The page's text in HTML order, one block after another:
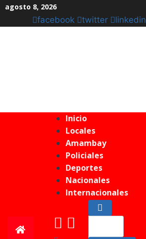
agosto 8, 2026
facebook twitter linkedin
Inicio
Locales
Amambay
Policiales
Deportes
Nacionales
Internacionales